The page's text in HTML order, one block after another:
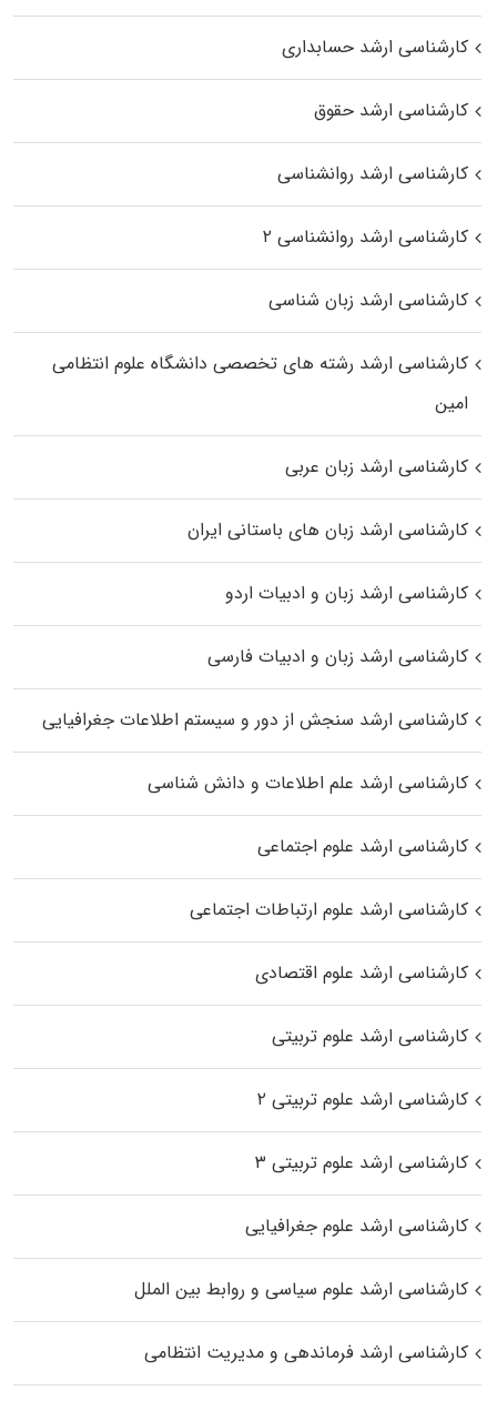
کارشناسی ارشد حسابداری
کارشناسی ارشد حقوق
کارشناسی ارشد روانشناسی
کارشناسی ارشد روانشناسی ۲
کارشناسی ارشد زبان شناسی
کارشناسی ارشد رﺷﺘﻪ ﻫﺎی تخصصی داﻧﺸﮕﺎه ﻋﻠﻮم انتظامی
اﻣﻴﻦ
کارشناسی ارشد زبان عربی
کارشناسی ارشد زبان‌ های باستانی ایران
کارشناسی ارشد زبان و ادبیات اردو
کارشناسی ارشد زبان و ادبیات فارسی
کارشناسی ارشد سنجش از دور و سیستم اطلاعات جغرافیایی
کارشناسی ارشد علم اطلاعات و دانش شناسی
کارشناسی ارشد علوم اجتماعی
کارشناسی ارشد علوم ارتباطات اجتماعی
کارشناسی ارشد علوم اقتصادی
کارشناسی ارشد علوم تربیتی
کارشناسی ارشد علوم تربیتی ۲
کارشناسی ارشد علوم تربیتی ۳
کارشناسی ارشد علوم جغرافیایی
کارشناسی ارشد علوم سیاسی و روابط بین الملل
کارشناسی ارشد فرماندهی و مدیریت انتظامی